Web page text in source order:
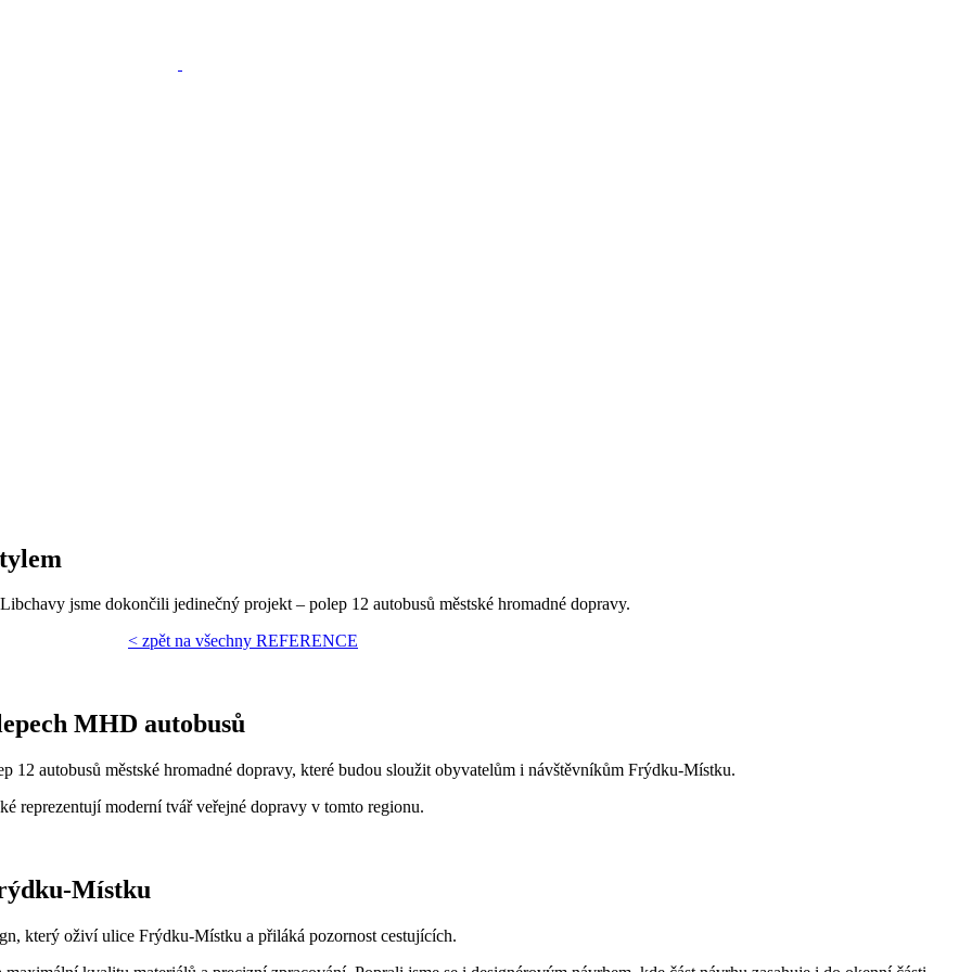
jsme dokončili jedinečný projekt – polep 12 autobusů městské hromadné dopravy.
< zpět na všechny REFERENCE
MHD autobusů
autobusů městské hromadné dopravy, které budou sloužit obyvatelům i návštěvníkům Frýdku-Místku.
reprezentují moderní tvář veřejné dopravy v tomto regionu.
Místku
který oživí ulice Frýdku-Místku a přiláká pozornost cestujících.